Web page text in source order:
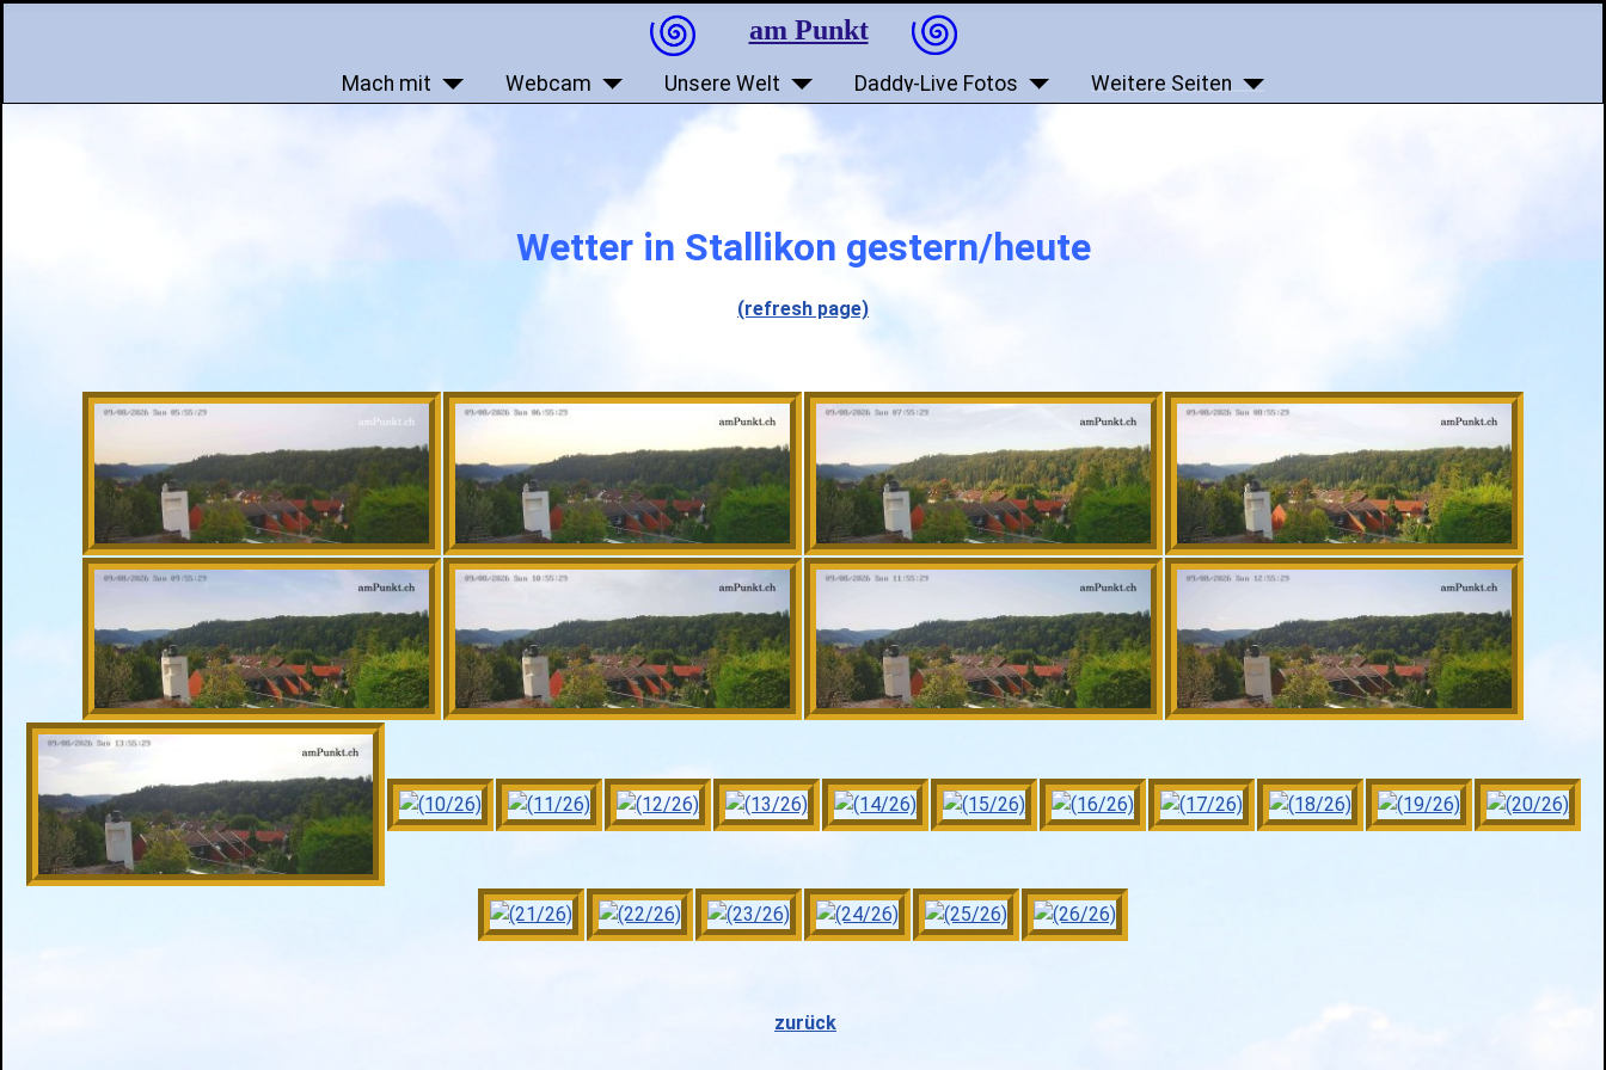
am Punkt
Mach mit Webcam Unsere Welt Daddy-Live Fotos Weitere Seiten
Wetter in Stallikon gestern/heute
(refresh page)
zurück